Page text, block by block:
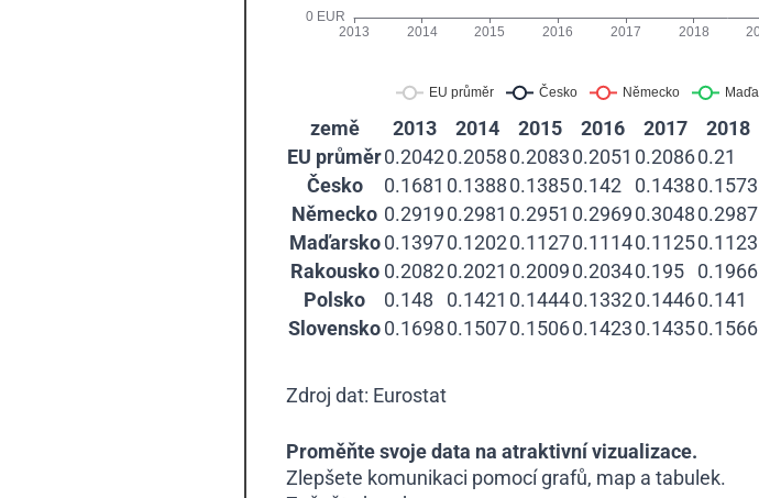
země 2013 2014 2015 2016 2017 2018
EU průměr0.20420.20580.20830.2051 0.20860.21
Česko
0.1681 0.13880.13850.142 0.14380.1573
Německo 0.29190.2981 0.2951 0.29690.30480.2987
Maďarsko 0.13970.12020.11270.11140.11250.1123
Rakousko 0.20820.2021 0.20090.20340.195 0.1966
Polsko
0.148 0.1421 0.14440.13320.14460.141
Slovensko0.16980.15070.15060.14230.14350.1566
Zdroj dat: Eurostat
Proměňte svoje data na atraktivní vizualizace.
Zlepšete komunikaci pomocí grafů, map a tabulek.